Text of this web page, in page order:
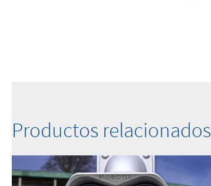
Productos relacionados